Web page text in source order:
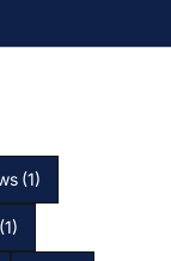
(1)
(1)